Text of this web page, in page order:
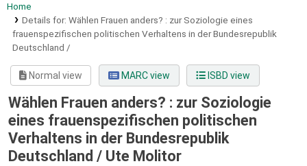
Home
Details for: Wählen Frauen anders? : zur Soziologie eines
frauenspezifischen politischen Verhaltens in der Bundesrepublik
Deutschland /
Normal view MARC view ISBD view
Wählen Frauen anders? : zur Soziologie
eines frauenspezifischen politischen
Verhaltens in der Bundesrepublik
Deutschland / Ute Molitor